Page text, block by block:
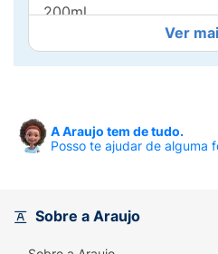
200ml.
Benefícios:Proteção
Proteção + Hidratação.
deixa resíduos.Resistente
Dermatologicamente
contra a radiação
Ver
A Araujo tem de tudo.
Posso te ajudar de alguma
Sobre a Araujo